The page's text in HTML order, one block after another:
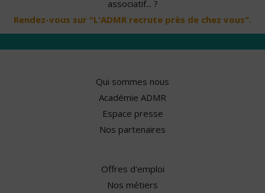
associatif... ?
Rendez-vous sur "L'ADMR recrute près de chez vous".
Qui sommes nous
Académie ADMR
Espace presse
Nos partenaires
Offres d'emploi
Nos métiers